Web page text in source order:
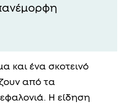
και ένα σκοτεινό
από τα
Η είδηση